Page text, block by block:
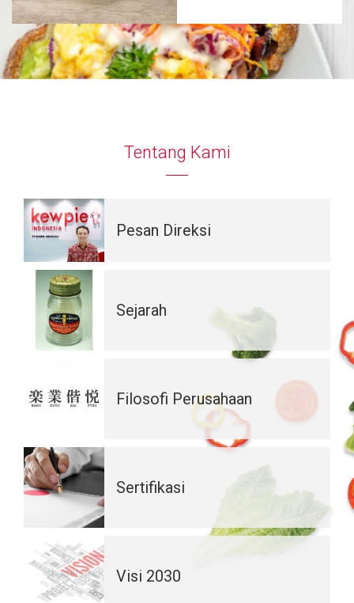
Tentang Kami
Pesan Direksi
Sejarah
Filosofi Perusahaan
Sertifikasi
Visi 2030